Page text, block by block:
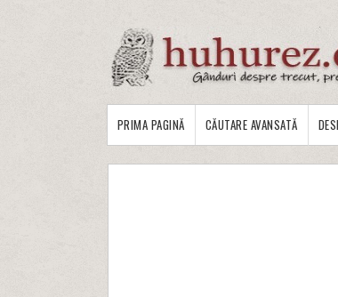
PRIMA PAGINĂ CĂUTARE AVANSATĂ